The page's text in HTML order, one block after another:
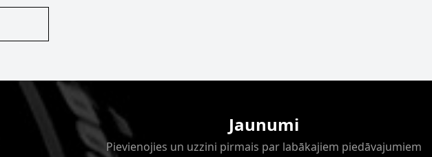
Jaunumi
Pievienojies un uzzini pirmais par labākajiem piedāvajumiem